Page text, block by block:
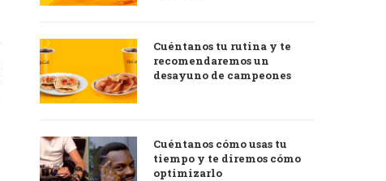
Cuéntanos tu rutina y te
recomendaremos un
desayuno de campeones
Cuéntanos cómo usas tu
tiempo y te diremos cómo
optimizarlo